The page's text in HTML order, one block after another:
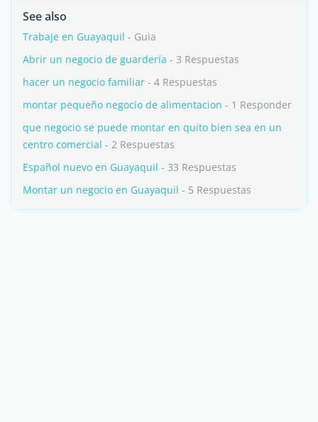
See also
Trabaje en Guayaquil - Guia
Abrir un negocio de guardería - 3 Respuestas
hacer un negocio familiar - 4 Respuestas
montar pequeño negocio de alimentacion - 1 Responder
que negocio se puede montar en quito bien sea en un
centro comercial - 2 Respuestas
Español nuevo en Guayaquil - 33 Respuestas
Montar un negocio en Guayaquil - 5 Respuestas